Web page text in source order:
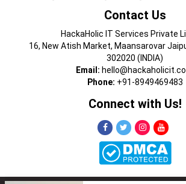
Contact Us
HackaHolic IT Services Private
16, New Atish Market, Maansarovar
302020 (INDIA)
Email:
Phone: +91-8949469483
Connect with Us!